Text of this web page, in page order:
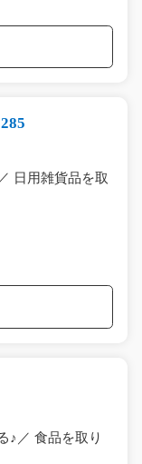
日用雑貨品を取
♪／ 食品を取り